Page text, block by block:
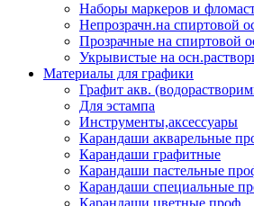
Наборы маркеров и
Непрозрачн.на спиртовой
Прозрачные на спиртовой
Укрывистые на
Материалы для графики
Графит акв.
Для эстампа
Инструменты,аксессуары
Карандаши акварельные
Карандаши графитные
Карандаши пастельные
Карандаши специальные
Карандаши цветные проф.